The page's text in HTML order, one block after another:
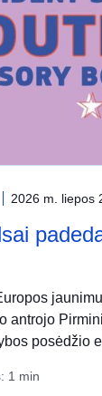
2026 m. liepos
antrojo
posėdžio
1 min